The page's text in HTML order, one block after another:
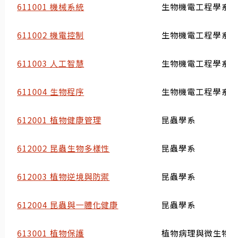
611001 機械系統 生物機電工程學
611002 機電控制 生物機電工程學
611003 人工智慧 生物機電工程學
611004 生物程序 生物機電工程學
612001 植物健康管理 昆蟲學系
612002 昆蟲生物多樣性 昆蟲學系
612003 植物逆境與防禦 昆蟲學系
612004 昆蟲與一體化健康 昆蟲學系
613001 植物保護 植物病理與微生